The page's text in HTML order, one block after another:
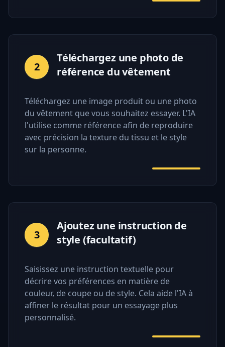
2
Téléchargez une photo de
référence du vêtement
Téléchargez une image produit ou une photo
du vêtement que vous souhaitez essayer. L'IA
l'utilise comme référence afin de reproduire
avec précision la texture du tissu et le style
sur la personne.
3
Ajoutez une instruction de
style (facultatif)
Saisissez une instruction textuelle pour
décrire vos préférences en matière de
couleur, de coupe ou de style. Cela aide l'IA à
affiner le résultat pour un essayage plus
personnalisé.